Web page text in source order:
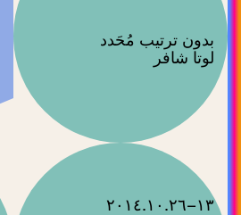
لوتا شافر
١٣–٢٠١٤.١٠.٢٦